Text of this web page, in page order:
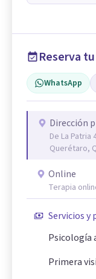
Reserva
WhatsApp
Dirección
De La Patria
Querétaro,
Online
Terapia
Servicios y
Psicología
Primera